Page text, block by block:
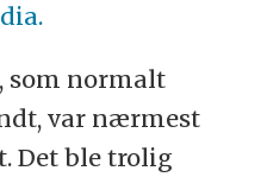
som normalt
var nærmest
Det ble trolig